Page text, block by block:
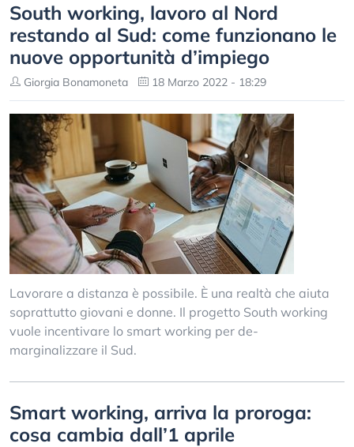
South working, lavoro al Nord
restando al Sud: come funzionano le
nuove opportunità d’impiego
Giorgia Bonamoneta 18 Marzo 2022 - 18:29
Lavorare a distanza è possibile. È una realtà che aiuta
soprattutto giovani e donne. Il progetto South working
vuole incentivare lo smart working per de-
marginalizzare il Sud.
Smart working, arriva la proroga:
cosa cambia dall’1 aprile